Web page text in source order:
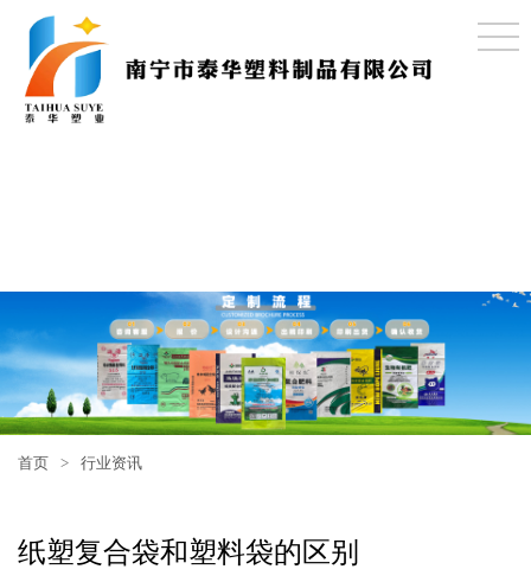
首页 > 行业资讯
纸塑复合袋和塑料袋的区别